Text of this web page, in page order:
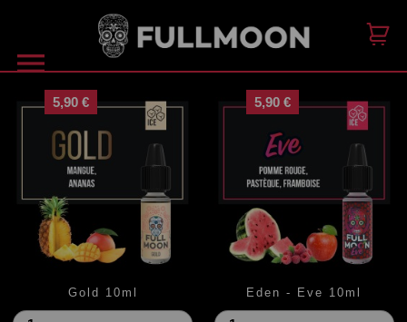

Gold 10ml
Prix
5,90 €
Eden - Eve 10ml
Prix
5,90 €